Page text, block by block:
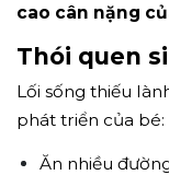
cao cân nặng
Thói quen
Lối sống thiếu
phát triển của bé:
Ăn nhiều